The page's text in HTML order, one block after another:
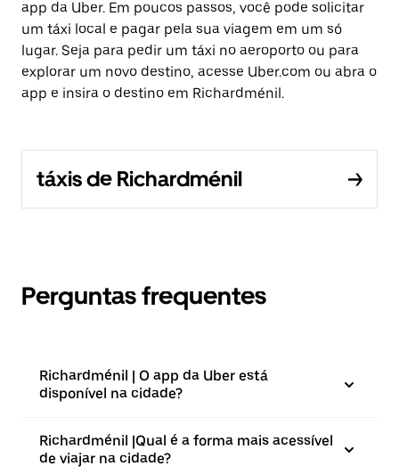
app da Uber. Em poucos passos, você pode solicitar
um táxi local e pagar pela sua viagem em um só
lugar. Seja para pedir um táxi no aeroporto ou para
explorar um novo destino, acesse Uber.com ou abra o
app e insira o destino em Richardménil.
táxis de Richardménil
Perguntas frequentes
Richardménil | O app da Uber está
disponível na cidade?
Richardménil |⁠Qual é a forma mais acessível
de viajar na cidade?